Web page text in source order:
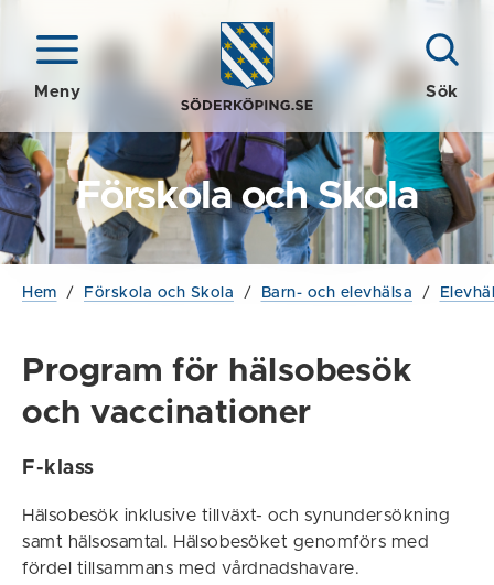
Meny Sök
Förskola och Skola
Hem / Förskola och Skola / Barn- och elevhälsa /
Program för hälsobesök
och vaccinationer
F-klass
Hälsobesök inklusive tillväxt- och synundersökning
samt hälsosamtal. Hälsobesöket genomförs med
fördel tillsammans med vårdnadshavare.